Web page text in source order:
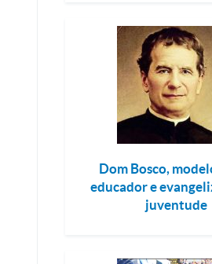
Dom Bosco,
educador e
juventude